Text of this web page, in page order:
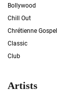
Bollywood
Chill Out
Chrétienne Gospel
Classic
Club
Artists